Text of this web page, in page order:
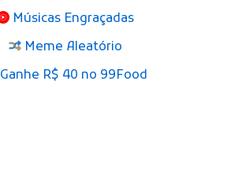
Músicas Engraçadas
Meme Aleatório
Ganhe R$ 40 no 99Food